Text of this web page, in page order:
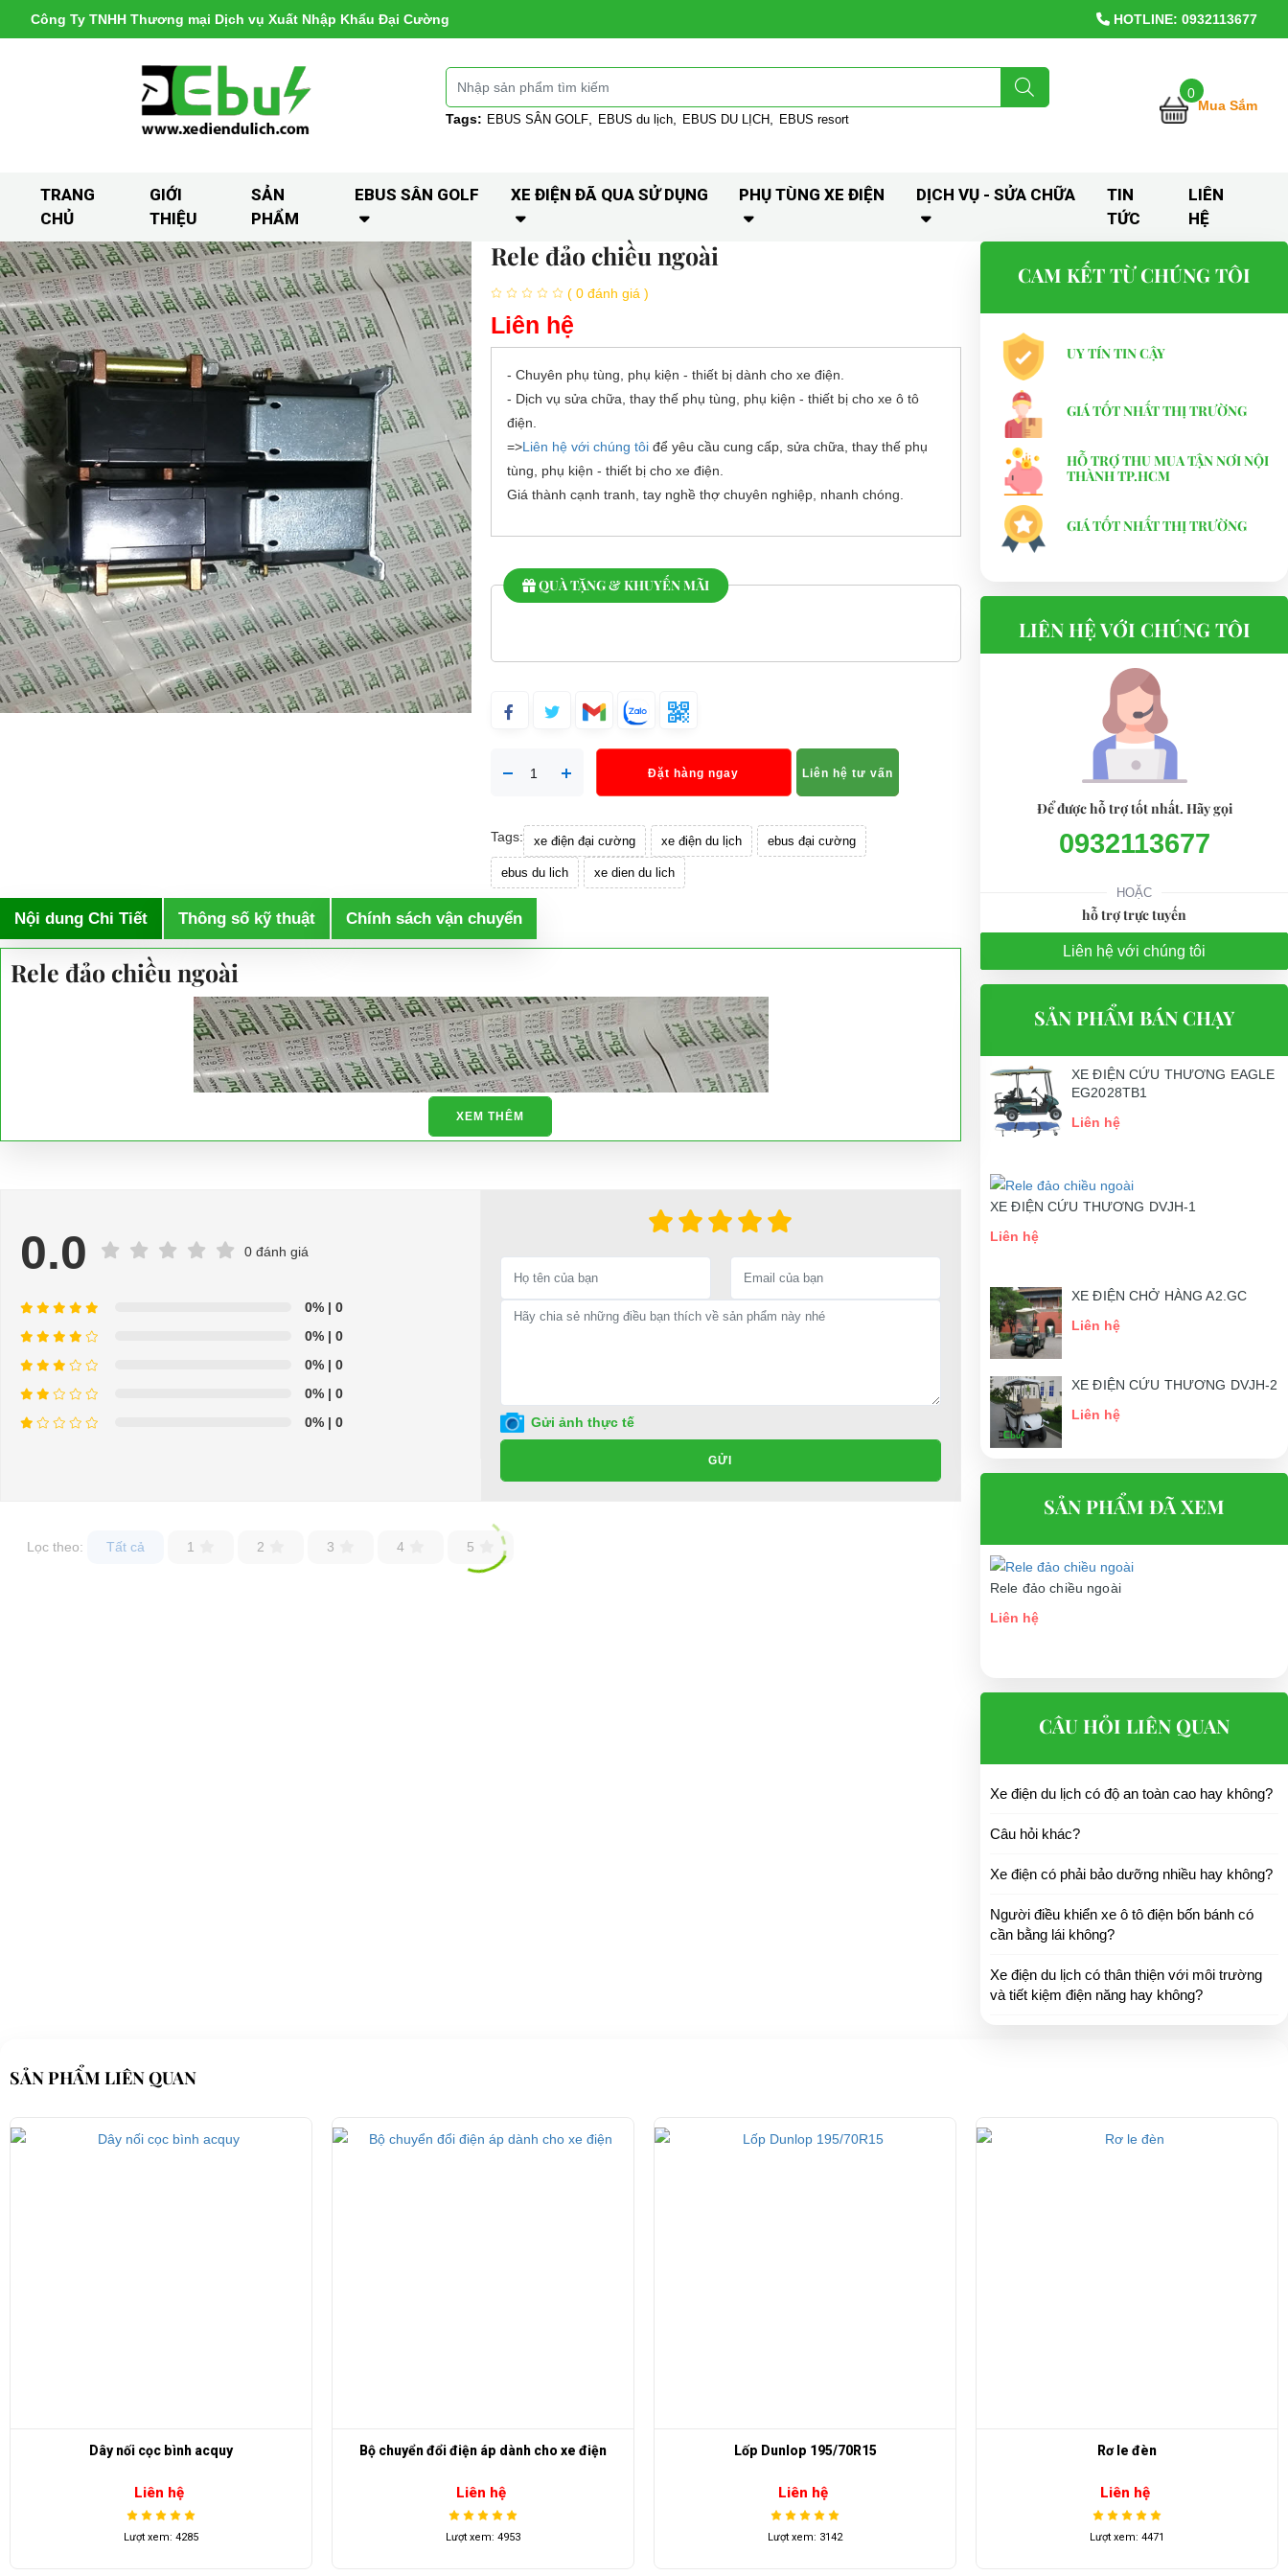
Công Ty TNHH Thương mại Dịch vụ Xuất Nhập Khẩu Đại Cường HOTLINE: 0932113677
Tags: EBUS SÂN GOLF EBUS du lịch EBUS DU LỊCH EBUS resort
0
Mua Sắm
TRANG
CHỦ
GIỚI
THIỆU
SẢN
PHẨM
EBUS SÂN GOLF XE ĐIỆN ĐÃ QUA SỬ DỤNG PHỤ TÙNG XE ĐIỆN DỊCH VỤ - SỬA CHỮA
TIN
TỨC
LIÊN
HỆ
Rele đảo chiều ngoài
( 0 đánh giá )
Liên hệ
- Chuyên phụ tùng, phụ kiện - thiết bị dành cho xe điện.
- Dịch vụ sửa chữa, thay thế phụ tùng, phụ kiện - thiết bị cho xe ô tô
điện.
=>Liên hệ với chúng tôiđể yêu cầu cung cấp, sửa chữa, thay thế phụ
tùng, phụ kiện - thiết bị cho xe điện.
Giá thành cạnh tranh, tay nghề thợ chuyên nghiệp, nhanh chóng.
QUÀ TẶNG & KHUYẾN MÃI
Đặt hàng ngay Liên hệ tư vấn
Tags: xe điện đại cường xe điện du lịch ebus đại cường
ebus du lich xe dien du lich
Nội dung Chi Tiết Thông số kỹ thuật Chính sách vận chuyển
Rele đảo chiều ngoài
XEM THÊM
0.0 0 đánh giá
0%| 0
0%| 0
0%| 0
0%| 0
0%| 0 Gửi ảnh thực tế
GỬI
Lọc theo: Tất cả 1 2 3 4 5
CAM KẾT TỪ CHÚNG TÔI
UY TÍN TIN CẬY
GIÁ TỐT NHẤT THỊ TRƯỜNG
HỖ TRỢ THU MUA TẬN NƠI NỘI
THÀNH TP.HCM
GIÁ TỐT NHẤT THỊ TRƯỜNG
LIÊN HỆ VỚI CHÚNG TÔI
Để được hỗ trợ tốt nhất. Hãy gọi
0932113677
HOẶC
hỗ trợ trực tuyến
Liên hệ với chúng tôi
SẢN PHẨM BÁN CHẠY
XE ĐIỆN CỨU THƯƠNG EAGLE
EG2028TB1
Liên hệ
XE ĐIỆN CỨU THƯƠNG DVJH-1
Liên hệ
XE ĐIỆN CHỞ HÀNG A2.GC
Liên hệ
XE ĐIỆN CỨU THƯƠNG DVJH-2
Liên hệ
SẢN PHẨM ĐÃ XEM
Rele đảo chiều ngoài
Liên hệ
CÂU HỎI LIÊN QUAN
Xe điện du lịch có độ an toàn cao hay không?
Câu hỏi khác?
Xe điện có phải bảo dưỡng nhiều hay không?
Người điều khiển xe ô tô điện bốn bánh có
cần bằng lái không?
Xe điện du lịch có thân thiện với môi trường
và tiết kiệm điện năng hay không?
SẢN PHẨM LIÊN QUAN
Bộ chuyển đổi điện áp dành cho xe điện
Liên hệ
Lượt xem: 4953
Lốp Dunlop 195/70R15
Liên hệ
Lượt xem: 3142
Rơ le đèn
Liên hệ
Lượt xem: 4471
Rotuyn ngoài
Liên hệ
Lượt xem: 4233